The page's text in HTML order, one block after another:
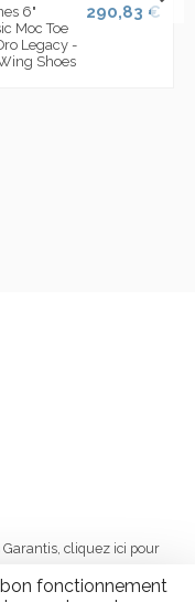
6"
Moc Toe
Legacy -
Shoes
290,83 €
cliquez ici pour
fonctionnement